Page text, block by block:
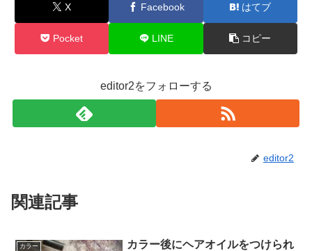
X Facebook はてブ
Pocket LINE コピー
editor2をフォローする
editor2
関連記事
カラー
カラー後にヘアオイルをつけられ